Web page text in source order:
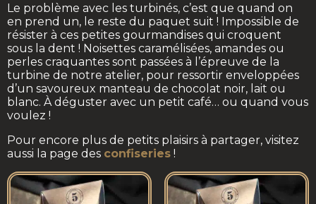
Le problème avec les turbinés, c’est que quand on
en prend un, le reste du paquet suit ! Impossible de
résister à ces petites gourmandises qui croquent
sous la dent ! Noisettes caramélisées, amandes ou
perles craquantes sont passées à l’épreuve de la
turbine de notre atelier, pour ressortir enveloppées
d’un savoureux manteau de chocolat noir, lait ou
blanc. À déguster avec un petit café… ou quand vous
voulez !
Pour encore plus de petits plaisirs à partager, visitez
aussi la page des confiseries !